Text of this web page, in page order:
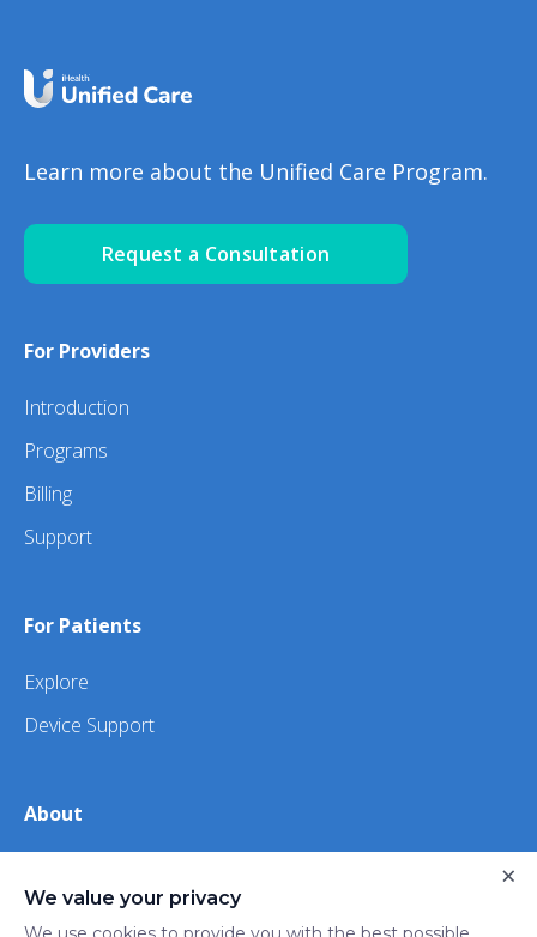
Learn more about the Unified Care Program.
Request a Consultation
For Providers
Introduction
Programs
Billing
Support
For Patients
Explore
Device Support
About
iHealth
We value your privacy
×